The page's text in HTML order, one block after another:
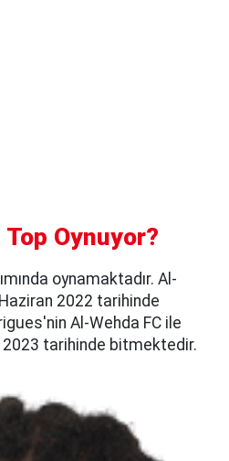
Oynuyor?
oynamaktadır. Al-
2022 tarihinde
Al-Wehda FC ile
tarihinde bitmektedir.